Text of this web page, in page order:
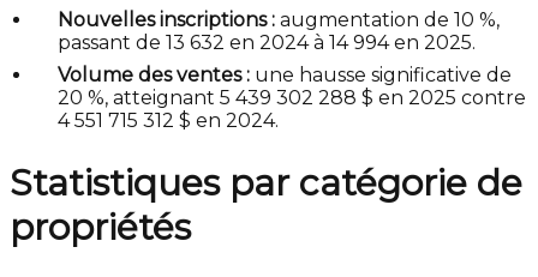
Nouvelles inscriptions : augmentation de 10 %,
passant de 13 632 en 2024 à 14 994 en 2025.
Volume des ventes : une hausse significative de
20 %, atteignant 5 439 302 288 $ en 2025 contre
4 551 715 312 $ en 2024.
Statistiques par catégorie de
propriétés